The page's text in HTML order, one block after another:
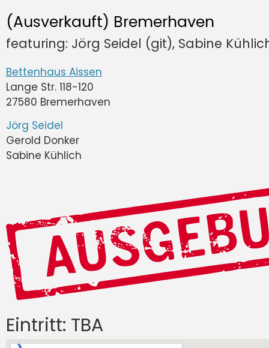
(Ausverkauft) Bremerhaven
featuring: Jörg Seidel (git), Sabine
Bettenhaus Aissen
Lange Str. 118-120
27580 Bremerhaven
Jörg Seidel
Gerold Donker
Sabine Kühlich
Eintritt: TBA